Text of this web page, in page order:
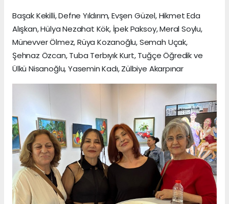
Başak Kekilli, Defne Yıldırım, Evşen Güzel, Hikmet Eda
Alışkan, Hülya Nezahat Kök, İpek Paksoy, Meral Soylu,
Münevver Ölmez, Rüya Kozanoğlu, Semah Uçak,
Şehnaz Özcan, Tuba Terbıyık Kurt, Tuğçe Öğredik ve
Ülkü Nisanoğlu, Yasemin Kadı, Zülbiye Akarpınar